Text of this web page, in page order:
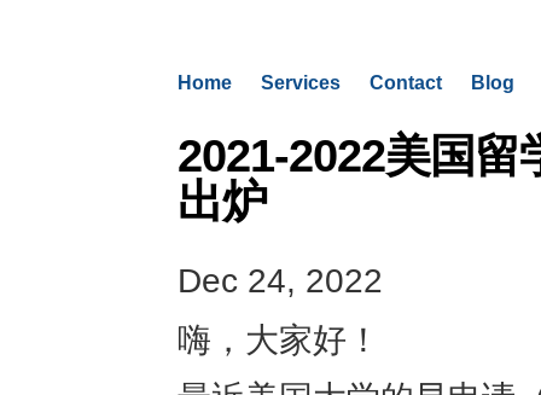
Home Services Contact Blog
2021-2022美国
出炉
Dec 24, 2022
嗨，大家好！